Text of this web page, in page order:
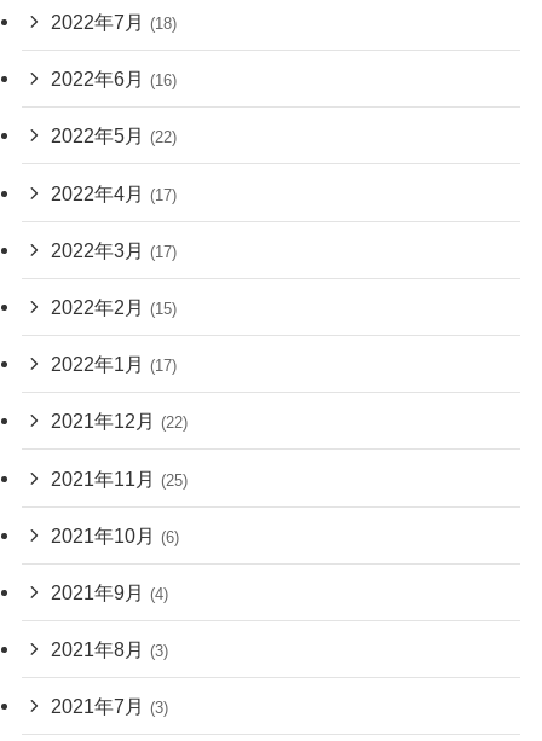
2022年7月 (18)
2022年6月 (16)
2022年5月 (22)
2022年4月 (17)
2022年3月 (17)
2022年2月 (15)
2022年1月 (17)
2021年12月 (22)
2021年11月 (25)
2021年10月 (6)
2021年9月 (4)
2021年8月 (3)
2021年7月 (3)